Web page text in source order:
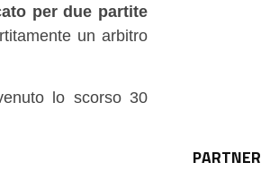
per due partite
un arbitro
lo scorso 30
PARTNER